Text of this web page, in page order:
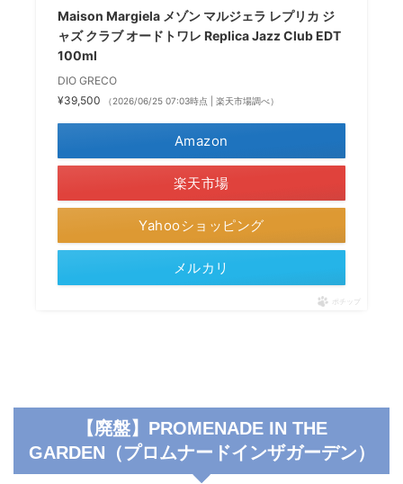
Maison Margiela メゾン マルジェラ レプリカ ジ
ャズ クラブ オードトワレ Replica Jazz Club EDT
100ml
DIO GRECO
¥39,500
（2026/06/25 07:03時点 | 楽天市場調べ）
Amazon
楽天市場
Yahooショッピング
メルカリ
ポチップ
【廃盤】PROMENADE IN THE
GARDEN（プロムナードインザガーデン）